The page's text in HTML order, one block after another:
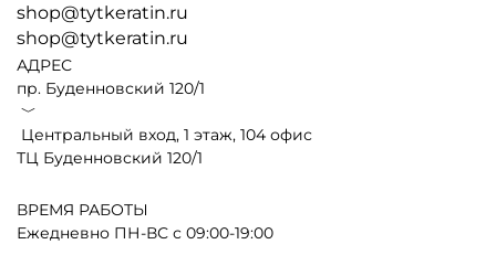
shop@tytkeratin.ru
shop@tytkeratin.ru
АДРЕС
пр. Буденновский 120/1
﹀
Центральный вход, 1 этаж, 104 офис
ТЦ Буденновский 120/1
ВРЕМЯ РАБОТЫ
Ежедневно ПН-ВС с 09:00-19:00